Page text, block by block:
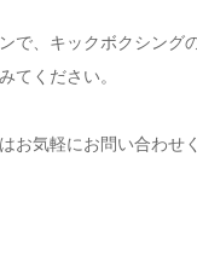
で、キックボクシング
てください。
お気軽にお問い合わせ